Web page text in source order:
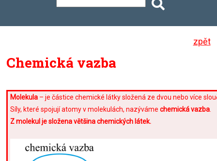
zpět
Chemická vazba
Molekula –je částice chemické látky složená ze dvou nebo více
Síly, které spojují atomy v molekulách, nazývámechemická vazba
Z molekul je složena většina chemických látek.